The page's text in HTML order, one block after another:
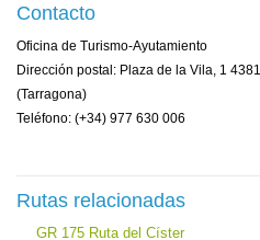
Contacto
Oficina de Turismo-Ayutamiento
Dirección postal: Plaza de la Vila, 1
(Tarragona)
Teléfono: (+34) 977 630 006
Rutas relacionadas
GR 175 Ruta del Císter